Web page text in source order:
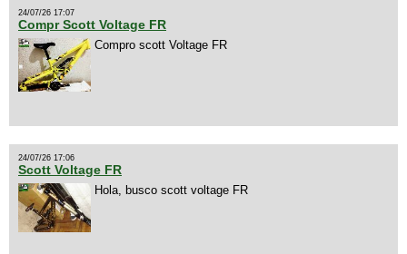
24/07/26 17:07
Compr Scott Voltage FR
Compro scott Voltage FR
24/07/26 17:06
Scott Voltage FR
Hola, busco scott voltage FR